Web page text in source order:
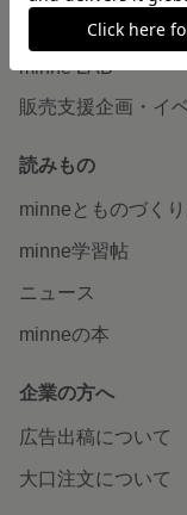
minne PLUS
minne LAB
販売支援企画・イ
読みもの
minneとものづくり
minne学習帖
ニュース
minneの本
企業の方へ
広告出稿について
大口注文について